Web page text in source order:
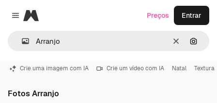
Close menu
Magnific
Limpar
Preços Entrar
Crie uma imagem com IA Crie um vídeo com IA Natal Textura
Fotos Arranjo